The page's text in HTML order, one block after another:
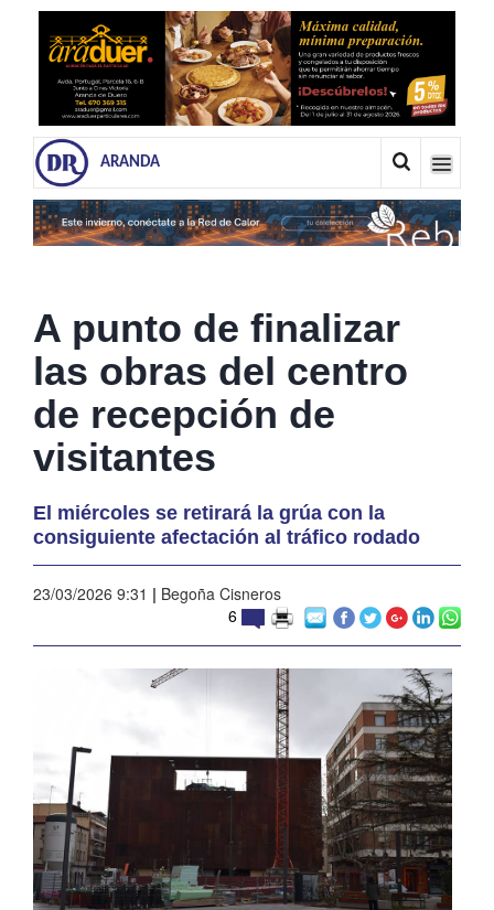
ARANDA
A punto de finalizar
las obras del centro
de recepción de
visitantes
El miércoles se retirará la grúa con la
consiguiente afectación al tráfico rodado
23/03/2026 9:31 | Begoña Cisneros
6